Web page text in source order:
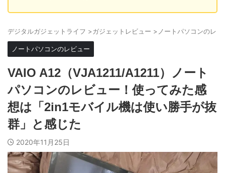
デジタルガジェットライフ >ガジェットレビュー > ノートパソコンのレビ
ノートパソコンのレビュー
VAIO A12（VJA1211/A1211）ノート
パソコンのレビュー！使ってみた感
想は「2in1モバイル機は使い勝手が抜
群」と感じた
2020年11月25日